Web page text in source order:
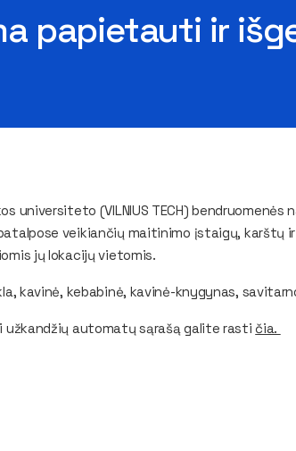
papietauti ir
universiteto (VILNIUS TECH)
veikiančių maitinimo įstaigų, karštų
jų lokacijų vietomis.
kavinė, kebabinė, kavinė-knygynas,
užkandžių automatų sąrašą galite rasti čia.